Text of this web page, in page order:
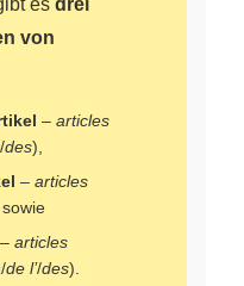
von
– articles
/des),
– articles
– articles
/de l’/des).